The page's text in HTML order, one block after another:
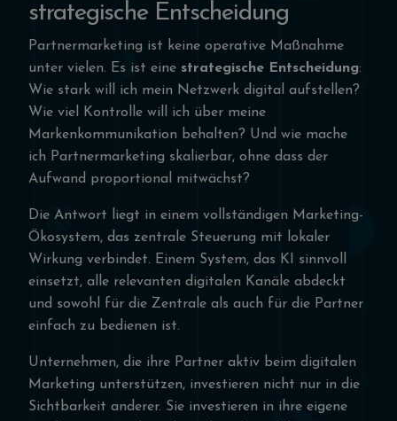
strategische Entscheidung
Partnermarketing ist keine operative Maßnahme
unter vielen. Es ist eine strategische Entscheidung:
Wie stark will ich mein Netzwerk digital aufstellen?
Wie viel Kontrolle will ich über meine
Markenkommunikation behalten? Und wie mache
ich Partnermarketing skalierbar, ohne dass der
Aufwand proportional mitwächst?
Die Antwort liegt in einem vollständigen Marketing-
Ökosystem, das zentrale Steuerung mit lokaler
Wirkung verbindet. Einem System, das KI sinnvoll
einsetzt, alle relevanten digitalen Kanäle abdeckt
und sowohl für die Zentrale als auch für die Partner
einfach zu bedienen ist.
Unternehmen, die ihre Partner aktiv beim digitalen
Marketing unterstützen, investieren nicht nur in die
Sichtbarkeit anderer. Sie investieren in ihre eigene